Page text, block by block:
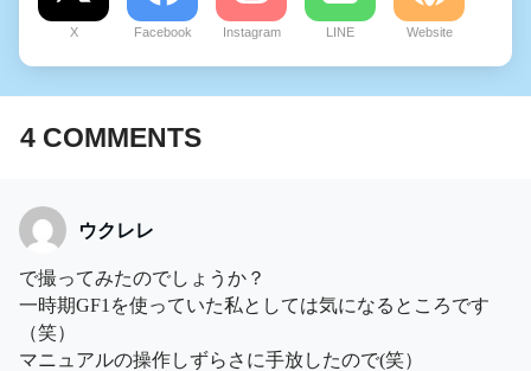
X Facebook Instagram LINE Website
4 COMMENTS
ウクレレ
で撮ってみたのでしょうか？
一時期GF1を使っていた私としては気になるところです
（笑）
マニュアルの操作しずらさに手放したので(笑）